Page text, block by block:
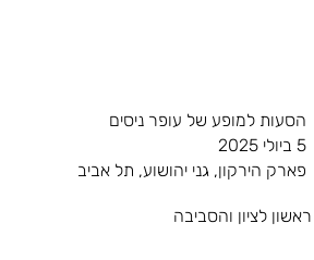
הסעות למופע של עופר ניסים
5 ביולי 2025
פארק הירקון, גני יהושוע, תל אביב
ראשון לציון והסביבה